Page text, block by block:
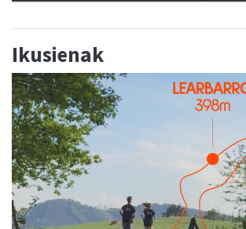
Ikusienak